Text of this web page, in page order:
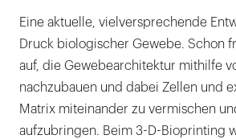
Eine aktuelle, vielversprechende
Druck biologischer Gewebe. Schon
auf, die Gewebearchitektur mithilfe
nachzubauen und dabei Zellen und
Matrix miteinander zu vermischen
aufzubringen. Beim 3-D-Bioprinting